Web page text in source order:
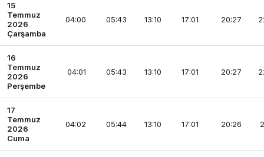
15
Temmuz
2026
Çarşamba
04:00 05:43 13:10 17:01 20:27
16
Temmuz
2026
Perşembe
04:01 05:43 13:10 17:01 20:27
17
Temmuz
2026
Cuma
04:02 05:44 13:10 17:01 20:26